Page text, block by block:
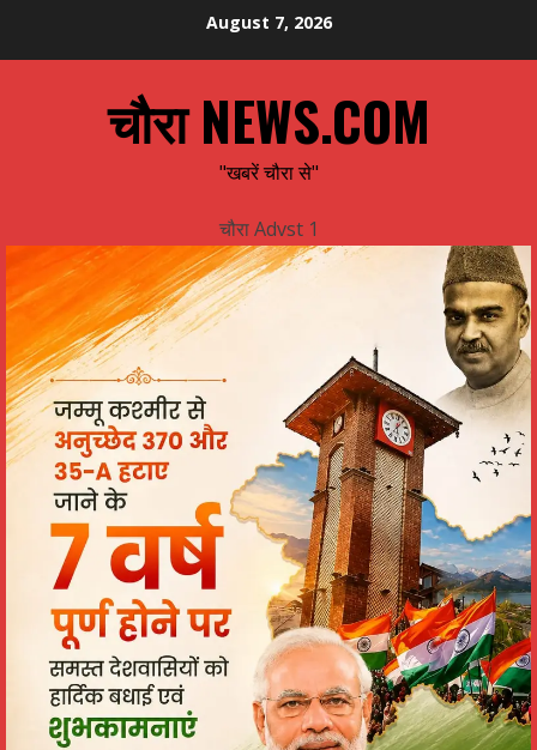
August 7, 2026
चौरा NEWS.COM
"खबरें चौरा से"
चौरा Advst 1